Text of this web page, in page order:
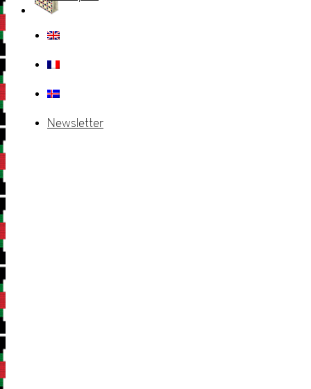
Newsletter